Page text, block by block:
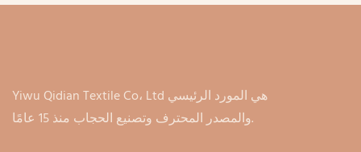
Yiwu Qidian Textile Co، Ltd هي المورد الرئيسي
والمصدر المحترف وتصنيع الحجاب منذ 15 عامًا.